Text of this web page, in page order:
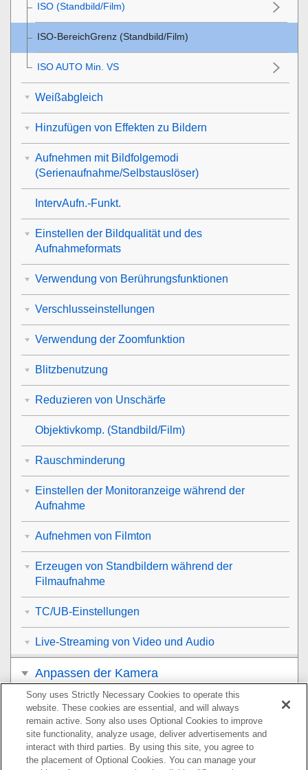
ISO (Standbild/Film)
ISO-BereichGrenz (Standbild/Film)
ISO AUTO Min. VS
Weißabgleich
Hinzufügen von Effekten zu Bildern
Aufnehmen mit Bildfolgemodi
(Serienaufnahme/Selbstauslöser)
IntervAufn.-Funkt.
Einstellen der Bildqualität und des
Aufnahmeformats
Verwendung von Berührungsfunktionen
Verschlusseinstellungen
Verwendung der Zoomfunktion
Blitzbenutzung
Reduzieren von Unschärfe
Objektivkomp. (Standbild/Film)
Rauschminderung
Einstellen der Monitoranzeige während der
Aufnahme
Aufnehmen von Filmton
Erzeugen von Standbildern während der
Filmaufnahme
TC/UB-Einstellungen
Live-Streaming von Video und Audio
Anpassen der Kamera
Betrachten
Ändern der Kameraeinstellungen
Mit einem Smartphone verfügbare Funktionen
Sony uses Strictly Necessary Cookies to operate this
website. These cookies are essential, and will always
remain active. Sony also uses Optional Cookies to improve
site functionality, analyze usage, deliver advertisements and
interact with third parties. By using this site, you agree to
the placement of Optional Cookies. You can manage your